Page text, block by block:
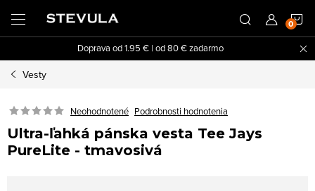
obsah
Doprava od 1.95 € | od 80 € zadarmo
Vesty
Neohodnotené Podrobnosti hodnotenia
Ultra-ľahká pánska vesta Tee Jays
PureLite - tmavosivá